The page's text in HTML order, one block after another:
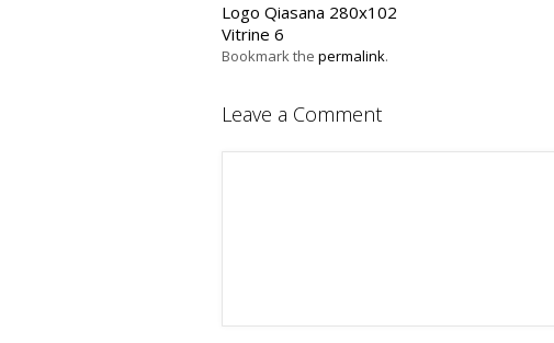
Logo Qiasana 280x102
Vitrine 6
Bookmark the permalink.
Leave a Comment